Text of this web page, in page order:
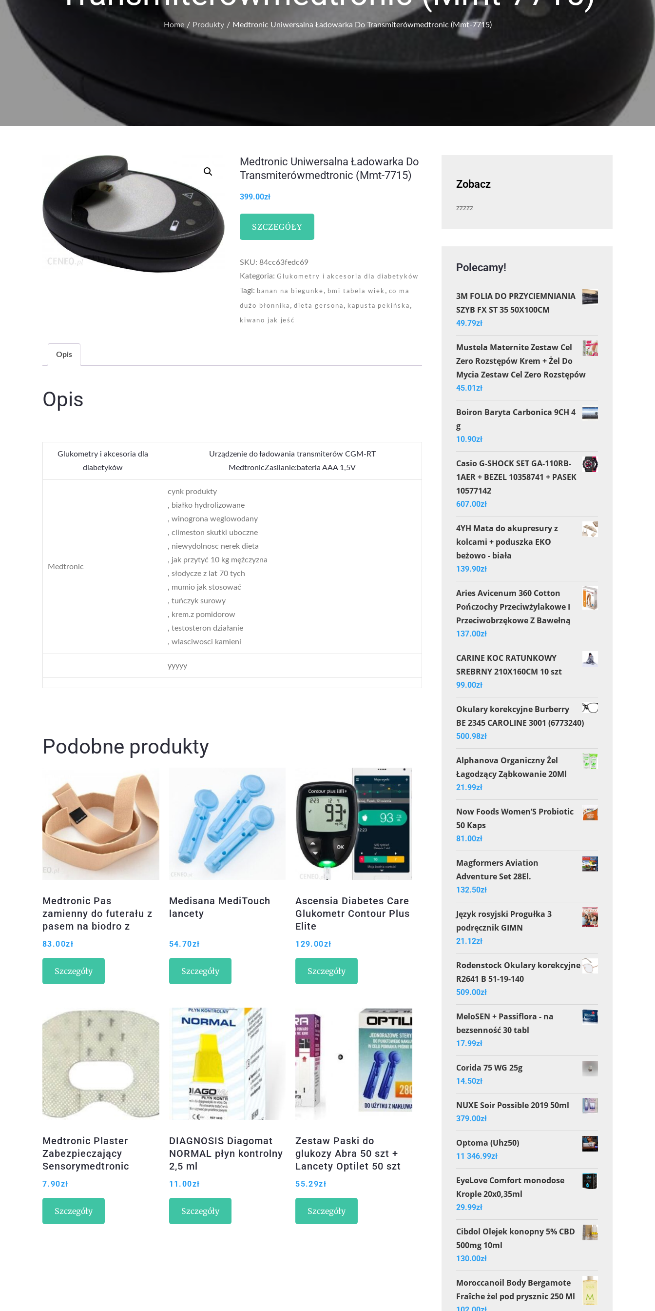
Home Produkty Medtronic Uniwersalna Ładowarka Do Transmiterówmedtronic (Mmt-7715)
Medtronic Uniwersalna Ładowarka Do
Transmiterówmedtronic (Mmt-7715)
399.00zł
SZCZEGÓŁY
SKU: 84cc63fedc69
Kategoria:Glukometry i akcesoria dla diabetyków
Tagi: banan na biegunke , bmi tabela wiek , co ma
dużo błonnika ,dieta gersona , kapusta pekińska ,
kiwano jak jeść
Opis
Opis
Glukometry i akcesoria dla
diabetyków
Urządzenie do ładowania transmiterów CGM-RT
MedtronicZasilanie:bateria AAA 1,5V
Medtronic
cynk produkty
, białko hydrolizowane
, winogrona weglowodany
, climeston skutki uboczne
, niewydolnosc nerek dieta
, jak przytyć 10 kg mężczyzna
, słodycze z lat 70 tych
, mumio jak stosować
, tuńczyk surowy
, krem.z pomidorow
, testosteron działanie
, wlasciwosci kamieni
yyyyy
Podobne produkty
Medtronic Pas
zamienny do futerału z
pasem na biodro z
wkładkami
83.00zł
Szczegóły
Medisana MediTouch
lancety
54.70zł
Szczegóły
Ascensia Diabetes Care
Glukometr Contour Plus
Elite
129.00zł
Szczegóły
Medtronic Plaster
Zabezpieczający
Sensorymedtronic
Guardian Oraz Enlite
7.90zł
Szczegóły
DIAGNOSIS Diagomat
NORMAL płyn kontrolny
2,5 ml
11.00zł
Szczegóły
Zestaw Paski do
glukozy Abra 50 szt +
Lancety Optilet 50 szt
55.29zł
Szczegóły
Zobacz
zzzzz
Polecamy!
3M FOLIA DO PRZYCIEMNIANIA
SZYB FX ST 35 50X100CM
49.79zł
Mustela Maternite Zestaw Cel
Zero Rozstępów Krem + Żel Do
Mycia Zestaw Cel Zero Rozstępów
45.01zł
Boiron Baryta Carbonica 9CH 4
g
10.90zł
Casio G-SHOCK SET GA-110RB-
1AER + BEZEL 10358741 + PASEK
10577142
607.00zł
4YH Mata do akupresury z
kolcami + poduszka EKO
beżowo - biała
139.90zł
Aries Avicenum 360 Cotton
Pończochy Przeciwżylakowe I
Przeciwobrzękowe Z Bawełną
137.00zł
CARINE KOC RATUNKOWY
SREBRNY 210X160CM 10 szt
99.00zł
Okulary korekcyjne Burberry
BE 2345 CAROLINE 3001 (6773240)
500.98zł
Alphanova Organiczny Żel
Łagodzący Ząbkowanie 20Ml
21.99zł
Now Foods Women’S Probiotic
50 Kaps
81.00zł
Magformers Aviation
Adventure Set 28El.
132.50zł
Język rosyjski Progułka 3
podręcznik GIMN
21.12zł
Rodenstock Okulary korekcyjne
R2641 B 51-19-140
509.00zł
MeloSEN + Passiflora - na
bezsenność 30 tabl
17.99zł
Corida 75 WG 25g
14.50zł
NUXE Soir Possible 2019 50ml
379.00zł
Optoma (Uhz50)
11 346.99zł
EyeLove Comfort monodose
Krople 20x0,35ml
29.99zł
Cibdol Olejek konopny 5% CBD
500mg 10ml
130.00zł
Moroccanoil Body Bergamote
Fraîche żel pod prysznic 250 Ml